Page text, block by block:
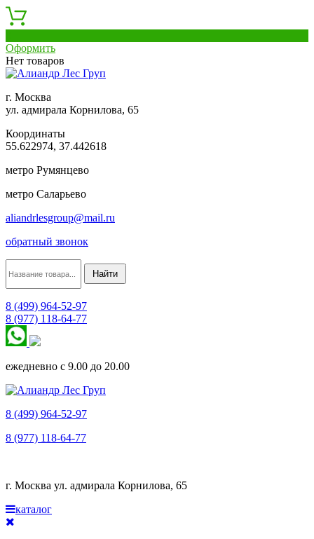
Оформить
Нет товаров
г. Москва
ул. адмирала Корнилова, 65
Координаты
55.622974, 37.442618
метро Румянцево
метро Саларьево
aliandrlesgroup@mail.ru
обратный звонок
8 (499) 964-52-97
8 (977) 118-64-77
ежедневно с 9.00 до 20.00
8 (499) 964-52-97
8 (977) 118-64-77
г. Москва ул. адмирала Корнилова, 65
каталог